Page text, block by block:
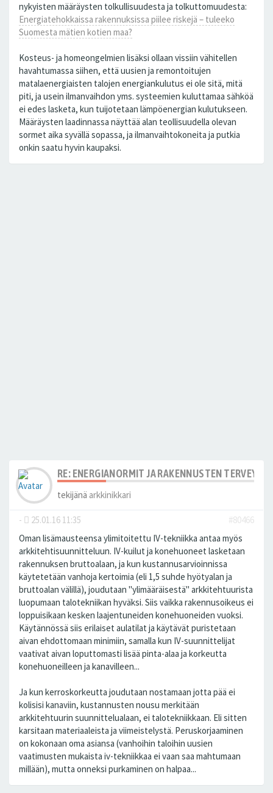
nykyisten määräysten tolkullisuudesta ja tolkuttomuudesta:
Energiatehokkaissa rakennuksissa piilee riskejä – tuleeko
Suomesta mätien kotien maa?
Kosteus- ja homeongelmien lisäksi ollaan vissiin vähitellen
havahtumassa siihen, että uusien ja remontoitujen
matalaenergiaisten talojen energiankulutus ei ole sitä, mitä
piti, ja usein ilmanvaihdon yms. systeemien kuluttamaa sähköä
ei edes lasketa, kun tuijotetaan lämpöenergian kulutukseen.
Määräysten laadinnassa näyttää alan teollisuudella olevan
sormet aika syvällä sopassa, ja ilmanvaihtokoneita ja putkia
onkin saatu hyvin kaupaksi.
RE: ENERGIANORMIT JA RAKENNUSTEN TERVEYS
tekijänä arkkinikkari
- 25.01.16 11:35
#80466
Oman lisämausteensa ylimitoitettu IV-tekniikka antaa myös
arkkitehtisuunnitteluun. IV-kuilut ja konehuoneet lasketaan
rakennuksen bruttoalaan, ja kun kustannusarvioinnissa
käytetetään vanhoja kertoimia (eli 1,5 suhde hyötyalan ja
bruttoalan välillä), joudutaan "ylimääräisestä" arkkitehtuurista
luopumaan talotekniikan hyväksi. Siis vaikka rakennusoikeus ei
loppuisikaan kesken laajentuneiden konehuoneiden vuoksi.
Käytännössä siis erilaiset aulatilat ja käytävät puristetaan
aivan ehdottomaan minimiin, samalla kun IV-suunnittelijat
vaativat aivan loputtomasti lisää pinta-alaa ja korkeutta
konehuoneilleen ja kanavilleen...
Ja kun kerroskorkeutta joudutaan nostamaan jotta pää ei
kolisisi kanaviin, kustannusten nousu merkitään
arkkitehtuurin suunnittelualaan, ei talotekniikkaan. Eli sitten
karsitaan materiaaleista ja viimeistelystä. Peruskorjaaminen
on kokonaan oma asiansa (vanhoihin taloihin uusien
vaatimusten mukaista iv-tekniikkaa ei vaan saa mahtumaan
millään), mutta onneksi purkaminen on halpaa...